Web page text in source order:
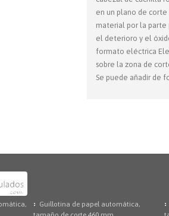
en un plano de
material por la parte
el deterioro y el
formato eléctrica
sobre la zona de
Se puede añadir de
Guillotina de papel automática,